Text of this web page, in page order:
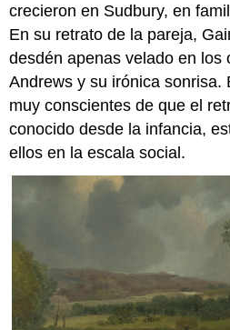
crecieron en Sudbury, en
En su retrato de la pareja,
desdén apenas velado en los
Andrews y su irónica sonrisa.
muy conscientes de que el
conocido desde la infancia,
ellos en la escala social.